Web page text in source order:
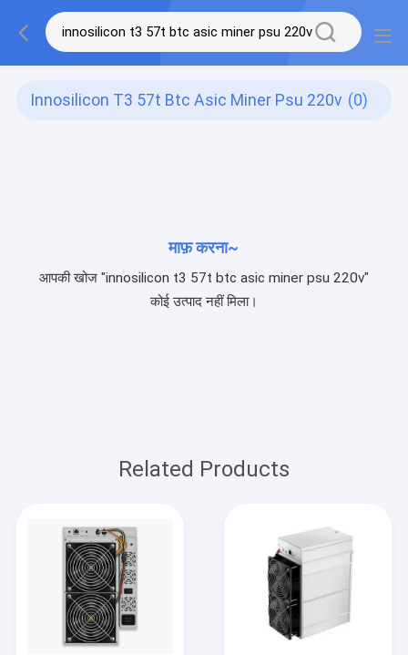
Innosilicon T3 57t Btc Asic Miner Psu 220v (0)
माफ़ करना~
आपकी खोज "innosilicon t3 57t btc asic miner psu 220v"
कोई उत्पाद नहीं मिला।
Related Products